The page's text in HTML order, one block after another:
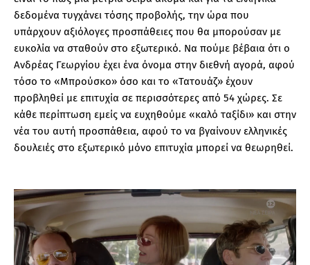
δεδομένα τυγχάνει τόσης προβολής, την ώρα που
υπάρχουν αξιόλογες προσπάθειες που θα μπορούσαν με
ευκολία να σταθούν στο εξωτερικό. Να πούμε βέβαια ότι ο
Ανδρέας Γεωργίου έχει ένα όνομα στην διεθνή αγορά, αφού
τόσο το «Μπρούσκο» όσο και το «Τατουάζ» έχουν
προβληθεί με επιτυχία σε περισσότερες από 54 χώρες. Σε
κάθε περίπτωση εμείς να ευχηθούμε «καλό ταξίδι» και στην
νέα του αυτή προσπάθεια, αφού το να βγαίνουν ελληνικές
δουλειές στο εξωτερικό μόνο επιτυχία μπορεί να θεωρηθεί.